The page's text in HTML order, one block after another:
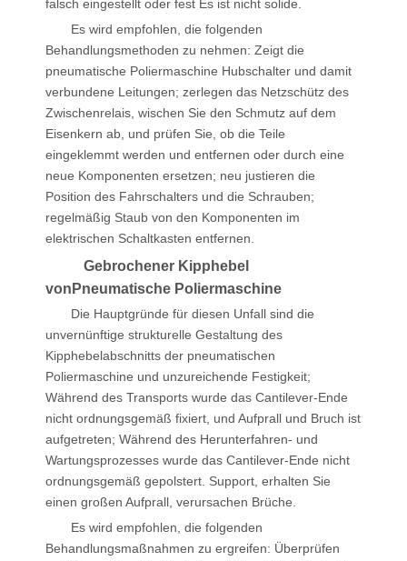
falsch eingestellt oder fest Es ist nicht solide.
Es wird empfohlen, die folgenden
Behandlungsmethoden zu nehmen: Zeigt die
pneumatische Poliermaschine Hubschalter und damit
verbundene Leitungen; zerlegen das Netzschütz des
Zwischenrelais, wischen Sie den Schmutz auf dem
Eisenkern ab, und prüfen Sie, ob die Teile
eingeklemmt werden und entfernen oder durch eine
neue Komponenten ersetzen; neu justieren die
Position des Fahrschalters und die Schrauben;
regelmäßig Staub von den Komponenten im
elektrischen Schaltkasten entfernen.
Gebrochener Kipphebel
von Pneumatische Poliermaschine
Die Hauptgründe für diesen Unfall sind die
unvernünftige strukturelle Gestaltung des
Kipphebelabschnitts der pneumatischen
Poliermaschine und unzureichende Festigkeit;
Während des Transports wurde das Cantilever-Ende
nicht ordnungsgemäß fixiert, und Aufprall und Bruch ist
aufgetreten; Während des Herunterfahren- und
Wartungsprozesses wurde das Cantilever-Ende nicht
ordnungsgemäß gepolstert. Support, erhalten Sie
einen großen Aufprall, verursachen Brüche.
Es wird empfohlen, die folgenden
Behandlungsmaßnahmen zu ergreifen: Überprüfen